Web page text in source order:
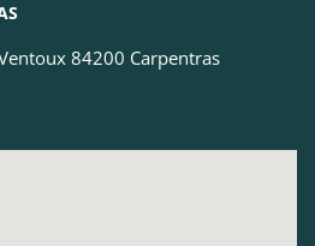
84200 Carpentras